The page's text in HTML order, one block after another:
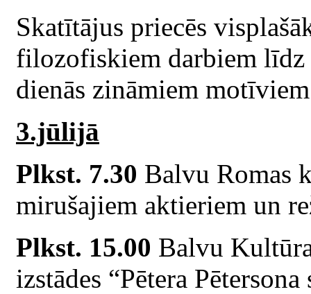
Skatītājus priecēs
filozofiskiem darbiem
dienās zināmiem
3.jūlijā
Plkst. 7.30 Balvu Romas
mirušajiem aktieriem un
Plkst. 15.00 Balvu
izstādes “Pētera